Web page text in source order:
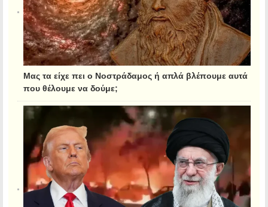
Μας τα είχε πει ο Νοστράδαμος ή απλά βλέπουμε αυτά
που θέλουμε να δούμε;